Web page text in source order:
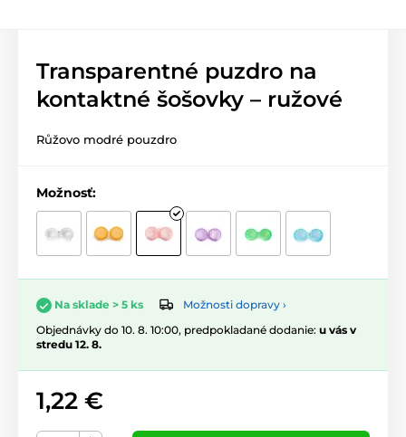
Transparentné puzdro na
kontaktné šošovky – ružové
Růžovo modré pouzdro
Možnosť:
Na sklade > 5 ks
Možnosti dopravy ›
Objednávky do 10. 8. 10:00, predpokladané dodanie: u vás v
stredu 12. 8.
1,22 €